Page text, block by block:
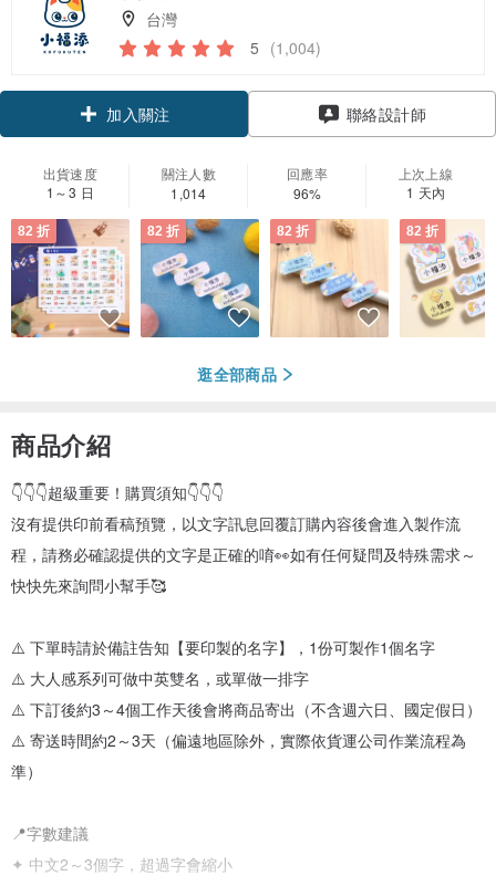
台灣
5 (1,004)
加入關注 聯絡設計師
出貨速度
1～3 日
關注人數
1,014
回應率
96%
上次上線
1 天內
82 折 82 折 82 折 82 折
逛全部商品
商品介紹
👇👇👇超級重要！購買須知👇👇👇
沒有提供印前看稿預覽，以文字訊息回覆訂購內容後會進入製作流
程，請務必確認提供的文字是正確的唷👀如有任何疑問及特殊需求～
快快先來詢問小幫手🥰
⚠️ 下單時請於備註告知【要印製的名字】，1份可製作1個名字
⚠️ 大人感系列可做中英雙名，或單做一排字
⚠️ 下訂後約3～4個工作天後會將商品寄出（不含週六日、國定假日）
⚠️ 寄送時間約2～3天（偏遠地區除外，實際依貨運公司作業流程為
準）
📍字數建議
✦ 中文2～3個字，超過字會縮小